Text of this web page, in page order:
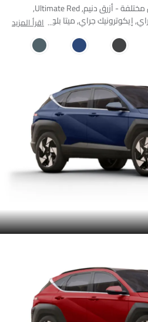
هيونداي كونا متوفر بـ 10 ألوان مختلفة - أزرق دنيم, Ultimate Red,
إيكوترونيك جراي, ميتا بلو, ميراج جرين,
اقرأ المزيد